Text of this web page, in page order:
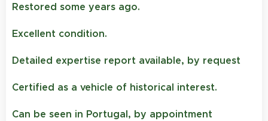
Restored some years ago.
Excellent condition.
Detailed expertise report available, by request
Certified as a vehicle of historical interest.
Can be seen in Portugal, by appointment